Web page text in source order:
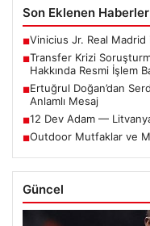
Son Eklenen Haberler
■Vinicius Jr. Real Madrid
■Transfer Krizi
Hakkında Resmi İşlem
■Ertuğrul Doğan’dan
Anlamlı Mesaj
■12 Dev Adam —
■Outdoor Mutfaklar ve
Güncel